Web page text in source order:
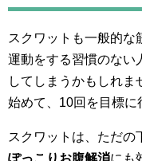
スクワットも一般的な
運動をする習慣のない
してしまうかもしれま
始めて、10回を目標に
スクワットは、ただの
ぽっこりお腹解消にも